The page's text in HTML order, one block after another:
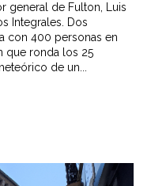
general de Fulton, Luis
Integrales. Dos
con 400 personas en
que ronda los 25
de un...